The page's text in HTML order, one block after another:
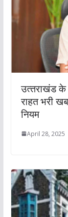
उत्‍तराखंड के
राहत भरी
नियम
April 28, 2025